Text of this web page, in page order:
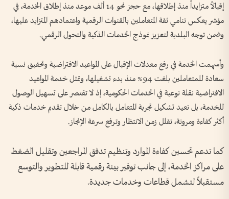
إقبالاً متزايداً منذ إطلاقها، مع حجز نحو 14 ألف موعد منذ إطلاق الخدمة، في
مؤشر يعكس تنامي ثقة المتعاملين بالقنوات الرقمية واعتمادهم المتزايد عليها،
وضمن توجه البلدية لتعزيز نموذج الخدمات الذكية والتحول الرقمي.
وأسهمت الخدمة في رفع معدلات الإقبال على المواعيد الافتراضية وتحقيق نسبة
سعادة للمتعاملين بلغت 94% منذ بدء تشغيلها، وتمثل خدمة المواعيد
الافتراضية نقلة نوعية في الخدمات الحكومية، إذ لا تقتصر على تسهيل الوصول
للخدمة، بل تعيد تشكيل تجربة المتعامل بالكامل من خلال تقديم خدمات ذكية
أكثر كفاءة ومرونة، تقلل زمن الانتظار وترفع سرعة الإنجاز.
كما تدعم تحسين كفاءة الموارد وتنظيم تدفق المراجعين وتقليل الضغط
على مراكز الخدمة، إلى جانب توفير بيئة رقمية قابلة للتطوير والتوسع
مستقبلاً لتشمل قطاعات وخدمات جديدة.